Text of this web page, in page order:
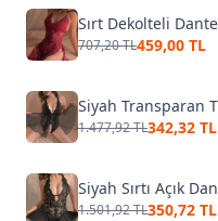
707,20 TL459,00 TL
1.477,92 TL342,32 TL
1.501,92 TL350,72 TL